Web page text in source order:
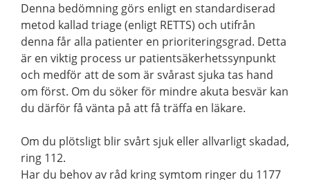
Denna bedömning görs enligt en standardiserad
metod kallad triage (enligt RETTS) och utifrån
denna får alla patienter en prioriteringsgrad. Detta
är en viktig process ur patientsäkerhetssynpunkt
och medför att de som är svårast sjuka tas hand
om först. Om du söker för mindre akuta besvär kan
du därför få vänta på att få träffa en läkare.
Om du plötsligt blir svårt sjuk eller allvarligt skadad,
ring 112.
Har du behov av råd kring symtom ringer du 1177